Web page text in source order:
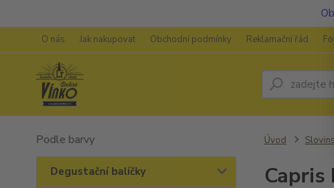
O nás Jak nakupovat Obchodní podmínky Reklamační řád
Podle barvy
Degustační balíčky
Úvod
Capris